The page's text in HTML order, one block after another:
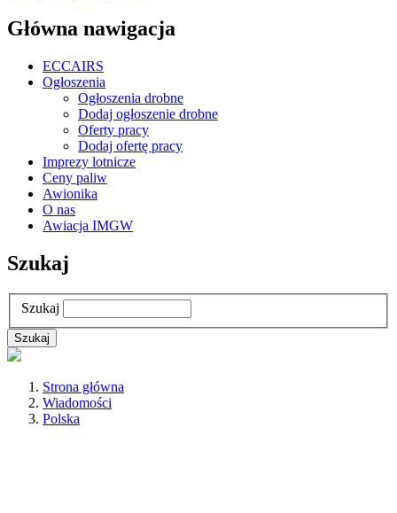
Główna nawigacja
ECCAIRS
Ogłoszenia
Ogłoszenia drobne
Dodaj ogłoszenie drobne
Oferty pracy
Dodaj ofertę pracy
Imprezy lotnicze
Ceny paliw
Awionika
O nas
Awiacja IMGW
Szukaj
Szukaj
Strona główna
Wiadomości
Polska